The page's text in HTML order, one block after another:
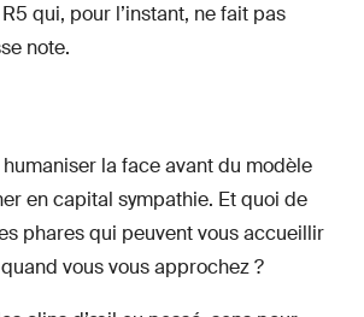
qui, pour l’instant, ne fait pas
note.
la face avant du modèle
en capital sympathie. Et quoi de
phares qui peuvent vous accueillir
vous vous approchez ?